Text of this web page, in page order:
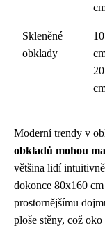
Skleněné
obklady
Moderní trendy v
obkladů mohou
většina lidí
dokonce 80x160
prostornějšímu
ploše stěny, což